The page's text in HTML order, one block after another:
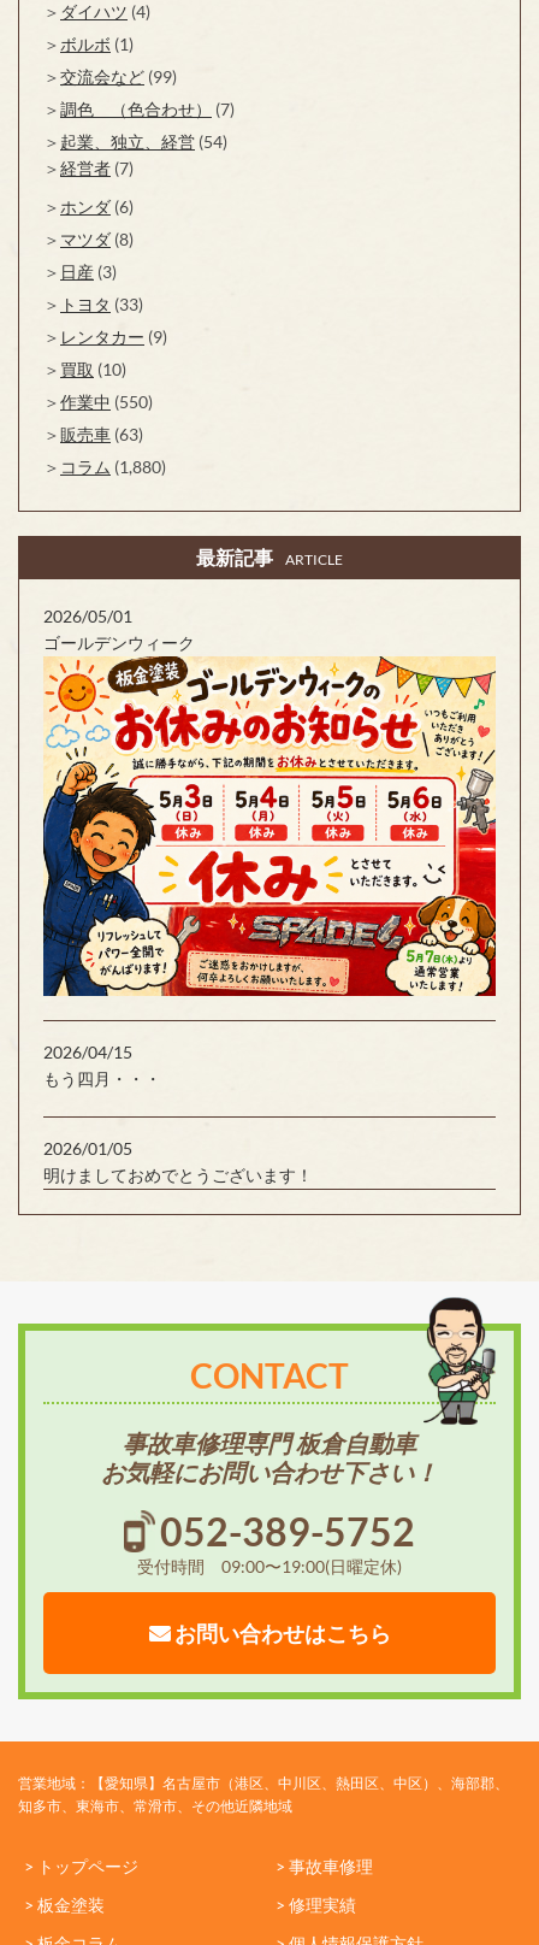
ダイハツ (4)
ボルボ (1)
交流会など (99)
調色 （色合わせ）
(7)
起業、独立、経営 (54)
経営者 (7)
ホンダ (6)
マツダ (8)
日産 (3)
トヨタ (33)
レンタカー (9)
買取 (10)
作業中 (550)
販売車 (63)
コラム (1,880)
最新記事 ARTICLE
2026/05/01
ゴールデンウィーク
2026/04/15
もう四月・・・
2026/01/05
明けましておめでとうございます！
CONTACT
事故車修理専門 板倉自動車
お気軽にお問い合わせ下さい！
052-389-5752
受付時間 09:00〜19:00(日曜定休)
お問い合わせはこちら
営業地域：【愛知県】名古屋市（港区、中川区、熱田区、中区）、海部郡、
知多市、東海市、常滑市、その他近隣地域
> トップページ
> 事故車修理
> 板金塗装
> 修理実績